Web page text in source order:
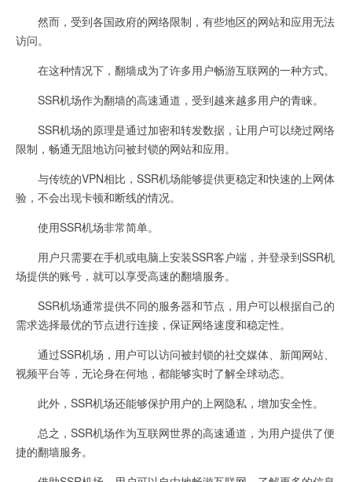
然而，受到各国政府的网络限制，有些地区的网站和应用无法
访问。
在这种情况下，翻墙成为了许多用户畅游互联网的一种方式。
SSR机场作为翻墙的高速通道，受到越来越多用户的青睐。
SSR机场的原理是通过加密和转发数据，让用户可以绕过网络
限制，畅通无阻地访问被封锁的网站和应用。
与传统的VPN相比，SSR机场能够提供更稳定和快速的上网体
验，不会出现卡顿和断线的情况。
使用SSR机场非常简单。
用户只需要在手机或电脑上安装SSR客户端，并登录到SSR机
场提供的账号，就可以享受高速的翻墙服务。
SSR机场通常提供不同的服务器和节点，用户可以根据自己的
需求选择最优的节点进行连接，保证网络速度和稳定性。
通过SSR机场，用户可以访问被封锁的社交媒体、新闻网站、
视频平台等，无论身在何地，都能够实时了解全球动态。
此外，SSR机场还能够保护用户的上网隐私，增加安全性。
总之，SSR机场作为互联网世界的高速通道，为用户提供了便
捷的翻墙服务。